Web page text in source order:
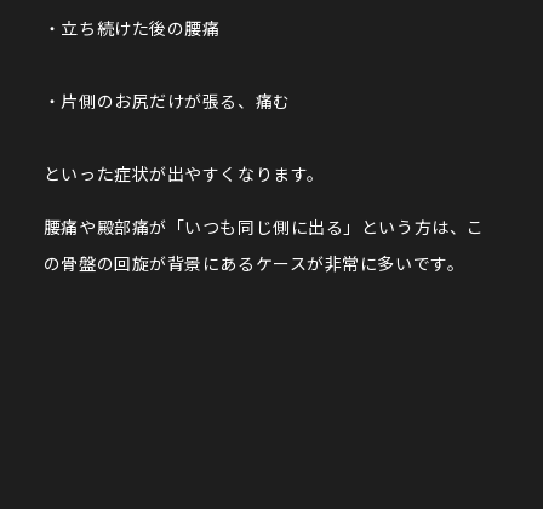
・立ち続けた後の腰痛
・片側のお尻だけが張る、痛む
といった症状が出やすくなります。
腰痛や殿部痛が「いつも同じ側に出る」という方は、こ
の骨盤の回旋が背景にあるケースが非常に多いです。